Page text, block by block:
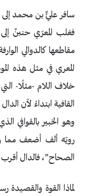
سافر عليٌّ بن محمد إلى
فغلب المعرّي حنينٌ إلى
مقاطعها كالدوالي
المعري في مثل هذه
خلاف اللام -مثلًا-
القافية ابتداءً لأن
وهو الخبير بالقوافي
رويّه ألف أضعف مما
الصحاح”، فالدال
لماذا القوة والقصيدة